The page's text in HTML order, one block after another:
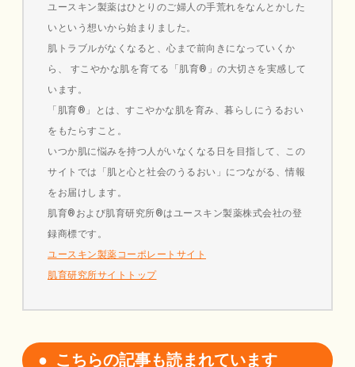
ユースキン製薬はひとりのご婦人の手荒れをなんとかした
いという想いから始まりました。
肌トラブルがなくなると、心まで前向きになっていくか
ら、 すこやかな肌を育てる「肌育®」の大切さを実感して
います。
「肌育®」とは、すこやかな肌を育み、暮らしにうるおい
をもたらすこと。
いつか肌に悩みを持つ人がいなくなる日を目指して、この
サイトでは「肌と心と社会のうるおい」につながる、情報
をお届けします。
肌育®および肌育研究所®はユースキン製薬株式会社の登
録商標です。
ユースキン製薬コーポレートサイト
肌育研究所サイトトップ
こちらの記事も読まれています